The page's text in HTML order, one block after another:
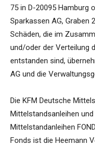
75 in D-20095 Hamburg
Sparkassen AG, Graben
Schäden, die im
und/oder der Verteilung
entstanden sind,
AG und die
Die KFM Deutsche
Mittelstandsanleihen
Mittelstandanleihen
Fonds ist die Heemann